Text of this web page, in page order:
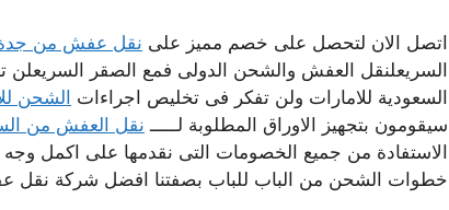
اتصل الان لتحصل على خصم مميز على نقل عفش من جدة
السريعلنقل العفش والشحن الدولى فمع الصقر
السعودية للامارات ولن تفكر فى تخليص اجراءات الشحن
سيقومون بتجهيز الاوراق المطلوبة لـــــ نقل العفش من
الاستفادة من جميع الخصومات التى نقدمها على اكمل
خطوات الشحن من الباب للباب بصفتنا افضل شركة نقل